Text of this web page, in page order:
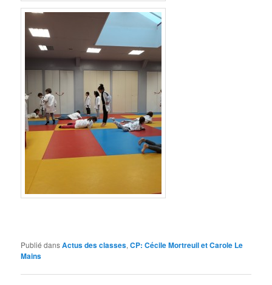
Publié dansActus des classes,CP: Cécile Mortreuil et Carole Le
Mains